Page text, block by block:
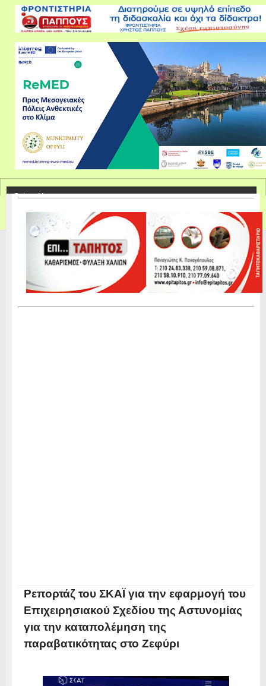
Ρεπορτάζ του ΣΚΑΪ για την εφαρμογή του
Επιχειρησιακού Σχεδίου της Αστυνομίας
για την καταπολέμηση της
παραβατικότητας στο Ζεφύρι